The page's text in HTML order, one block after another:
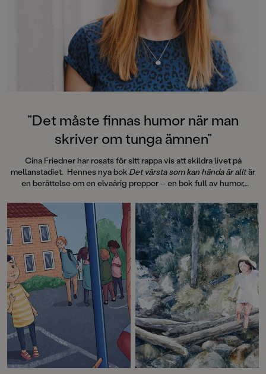
”Det måste finnas humor när man
skriver om tunga ämnen”
Cina Friedner har rosats för sitt rappa vis att skildra livet på
mellanstadiet. Hennes nya bok Det värsta som kan hända är alltär
en berättelse om en elvaårig prepper – en bok full av humor,